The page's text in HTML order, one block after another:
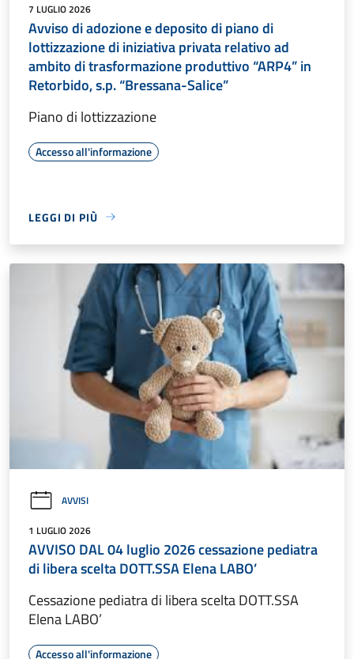
7 LUGLIO 2026
Avviso di adozione e deposito di piano di
lottizzazione di iniziativa privata relativo ad
ambito di trasformazione produttivo “ARP4” in
Retorbido, s.p. “Bressana-Salice”
Piano di lottizzazione
Accesso all'informazione
LEGGI DI PIÙ
AVVISI
1 LUGLIO 2026
AVVISO DAL 04 luglio 2026 cessazione pediatra
di libera scelta DOTT.SSA Elena LABO’
Cessazione pediatra di libera scelta DOTT.SSA
Elena LABO’
Accesso all'informazione